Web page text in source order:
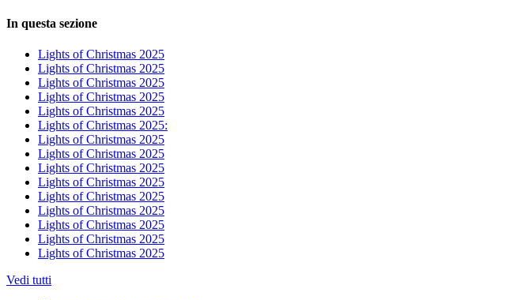
In questa sezione
Lights of Christmas 2025
Lights of Christmas 2025
Lights of Christmas 2025
Lights of Christmas 2025
Lights of Christmas 2025
Lights of Christmas 2025:
Lights of Christmas 2025
Lights of Christmas 2025
Lights of Christmas 2025
Lights of Christmas 2025
Lights of Christmas 2025
Lights of Christmas 2025
Lights of Christmas 2025
Lights of Christmas 2025
Lights of Christmas 2025
Vedi tutti